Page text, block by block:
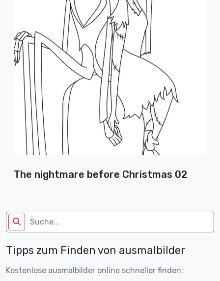
The nightmare before Christmas 02
Tipps zum Finden von ausmalbilder
Kostenlose ausmalbilder online schneller finden: